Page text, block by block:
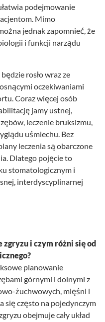
podejmowanie
Mimo
jednak zapomnieć, że
i funkcji narządu
rosło wraz ze
oczekiwaniami
Coraz więcej osób
jamy ustnej,
leczenie bruksizmu,
uśmiechu. Bez
leczenia są obarczone
Dlatego pojęcie to
stomatologicznym i
interdyscyplinarnej
i czym różni się od
planowanie
górnymi i dolnymi z
żuchwowych, mięśni i
się często na pojedynczym
obejmuje cały układ